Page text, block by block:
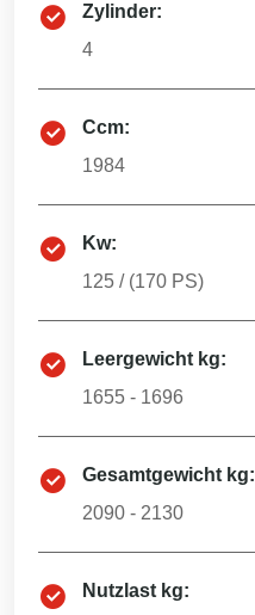
Zylinder:
4
Ccm:
1984
Kw:
125 / (170 PS)
Leergewicht kg:
1655 - 1696
Gesamtgewicht kg:
2090 - 2130
Nutzlast kg: